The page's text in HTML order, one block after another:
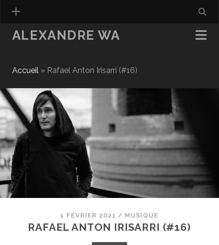
ALEXANDRE WA
Accueil» Rafael Anton Irisarri (#16)
1 FÉVRIER 2021 / MUSIQUE
RAFAEL ANTON IRISARRI (#16)